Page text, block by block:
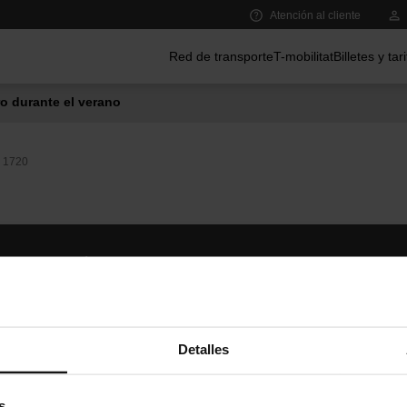
Detalles
Atención al cliente
Red de transporteT-mobilitatBilletes y
durante el verano
1720
Síguenos
TMB